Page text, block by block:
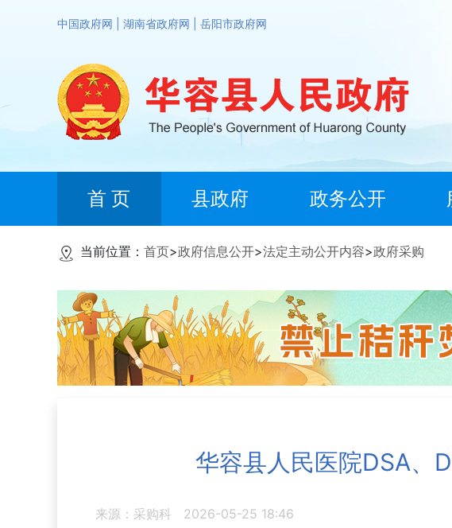
中国政府网 湖南省政府网 岳阳市政府网
首 页 县政府 政务公开
当前位置： 首页>政府信息公开>法定主动公开内容>政府采购
华容县人民医院DSA、
来源：采购科 2026-05-25 18:46